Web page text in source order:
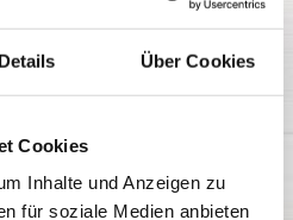
Details Über Cookies
Cookies
Inhalte und Anzeigen zu
für soziale Medien anbieten
Hähnchenbrustfilet,
... mehr